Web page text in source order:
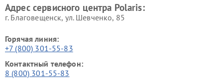
Адрес сервисного центра Polaris:
г. Благовещенск, ул. Шевченко, 85
Горячая линия:
+7 (800) 301-55-83
Контактный телефон:
8 (800) 301-55-83